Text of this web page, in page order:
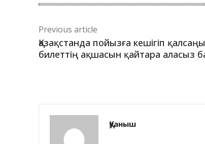
Previous article
Қазақстанда пойызға кешігіп
билеттің ақшасын қайтара аласыз
Қуаныш